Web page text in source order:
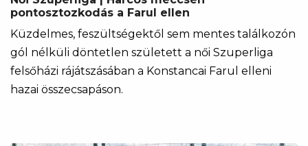
pontosztozkodás a Farul ellen
Küzdelmes, feszültségektől sem mentes találkozón
gól nélküli döntetlen született a női Szuperliga
felsőházi rájátszásában a Konstancai Farul elleni
hazai összecsapáson.